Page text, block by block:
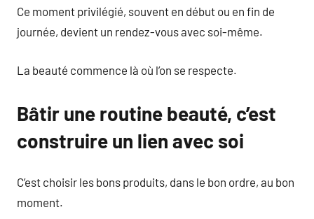
Ce moment privilégié, souvent en début ou en fin de
journée, devient un rendez-vous avec soi-même.
La beauté commence là où l’on se respecte.
Bâtir une routine beauté, c’est
construire un lien avec soi
C’est choisir les bons produits, dans le bon ordre, au bon
moment.